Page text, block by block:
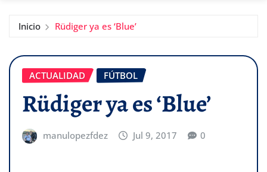
Inicio Rüdiger ya es ‘Blue’
ACTUALIDAD FÚTBOL
Rüdiger ya es ‘Blue’
manulopezfdez Jul 9, 2017 0